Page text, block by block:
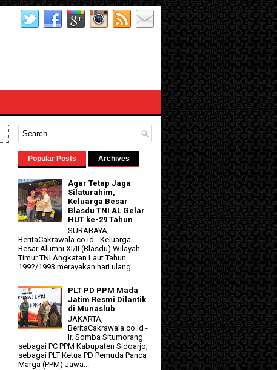
Popular Posts Archives
Agar Tetap Jaga
Silaturahim,
Keluarga Besar
Blasdu TNI AL Gelar
HUT ke-29 Tahun
SURABAYA,
BeritaCakrawala.co.id - Keluarga
Besar Alumni XI/II (Blasdu) Wilayah
Timur TNI Angkatan Laut Tahun
1992/1993 merayakan hari ulang...
PLT PD PPM Mada
Jatim Resmi Dilantik
di Munaslub
JAKARTA,
BeritaCakrawala.co.id -
Ir. Somba Situmorang
sebagai PC PPM Kabupaten Sidoarjo,
sebagai PLT Ketua PD Pemuda Panca
Marga (PPM) Jawa...